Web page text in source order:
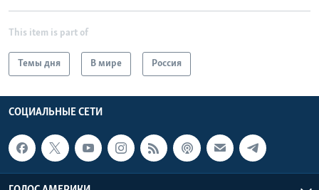
This item is part of
Темы дня В мире Россия
СОЦИАЛЬНЫЕ СЕТИ